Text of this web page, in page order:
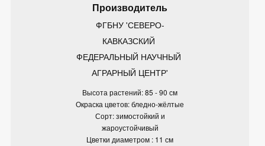
ФГБНУ 'СЕВЕРО-
КАВКАЗСКИЙ
ФЕДЕРАЛЬНЫЙ НАУЧНЫЙ
АГРАРНЫЙ ЦЕНТР'
Высота растений: 85 - 90 см
Окраска цветов: бледно-жёлтые
Сорт: зимостойкий и
жароустойчивый
Цветки диаметром : 11 см